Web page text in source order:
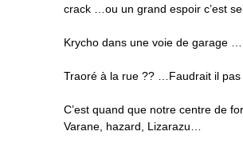
crack …ou un grand espoir c’est
Krycho dans une voie de garage …
Traoré à la rue ?? …Faudrait il
C’est quand que notre centre de
Varane, hazard, Lizarazu…